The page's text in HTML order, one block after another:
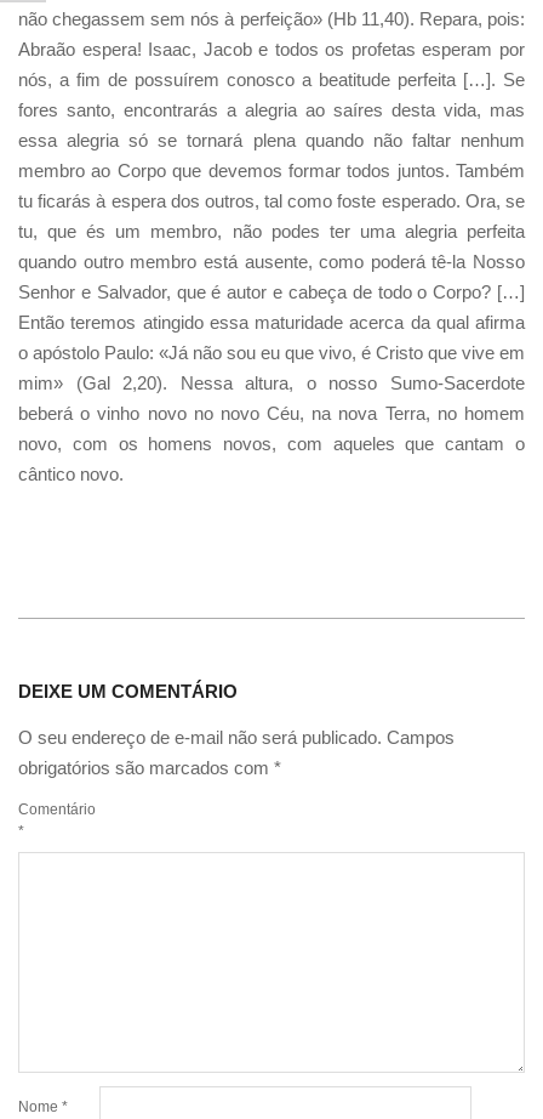
não chegassem sem nós à perfeição» (Hb 11,40). Repara, pois:
Abraão espera! Isaac, Jacob e todos os profetas esperam por
nós, a fim de possuírem conosco a beatitude perfeita […]. Se
fores santo, encontrarás a alegria ao saíres desta vida, mas
essa alegria só se tornará plena quando não faltar nenhum
membro ao Corpo que devemos formar todos juntos. Também
tu ficarás à espera dos outros, tal como foste esperado. Ora, se
tu, que és um membro, não podes ter uma alegria perfeita
quando outro membro está ausente, como poderá tê-la Nosso
Senhor e Salvador, que é autor e cabeça de todo o Corpo? […]
Então teremos atingido essa maturidade acerca da qual afirma
o apóstolo Paulo: «Já não sou eu que vivo, é Cristo que vive em
mim» (Gal 2,20). Nessa altura, o nosso Sumo-Sacerdote
beberá o vinho novo no novo Céu, na nova Terra, no homem
novo, com os homens novos, com aqueles que cantam o
cântico novo.
DEIXE UM COMENTÁRIO
O seu endereço de e-mail não será publicado. Campos
obrigatórios são marcados com *
Comentário
*
Nome *